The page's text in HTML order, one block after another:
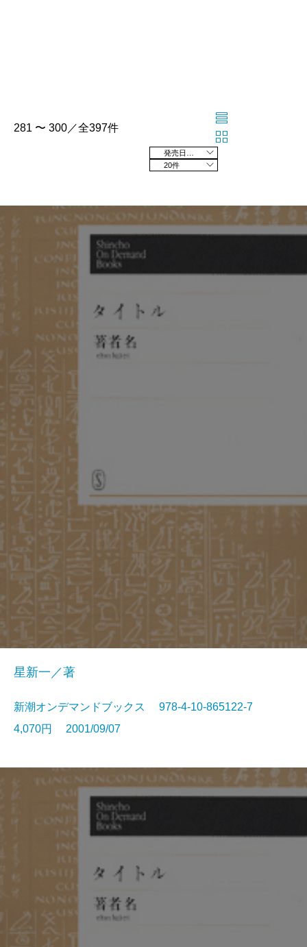
281 〜 300／全397件
20件
星新一／著
新潮オンデマンドブックス 978-4-10-865122-7
4,070円 2001/09/07